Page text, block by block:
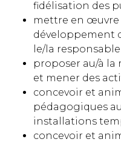
fidélisation des
mettre en
développement
le/la
proposer au/à la
et mener des
concevoir et
pédagogiques
installations
concevoir et